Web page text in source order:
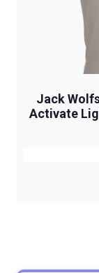
Jack
Activate